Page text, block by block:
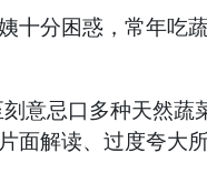
分困惑，常年吃
忌口多种天然蔬
解读、过度夸大所